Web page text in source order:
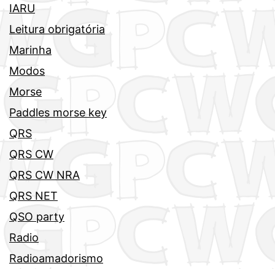
IARU
Leitura obrigatória
Marinha
Modos
Morse
Paddles morse key
QRS
QRS CW
QRS CW NRA
QRS NET
QSO party
Radio
Radioamadorismo